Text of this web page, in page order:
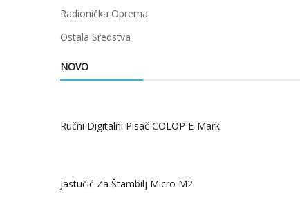
Radionička Oprema
Ostala Sredstva
NOVO
Ručni Digitalni Pisač COLOP E-Mark
Jastučić Za Štambilj Micro M2